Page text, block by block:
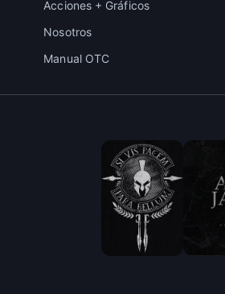
Acciones + Gráficos
Nosotros
Manual OTC